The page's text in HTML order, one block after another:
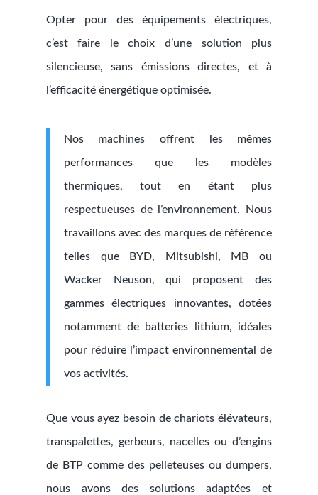
Opter pour des équipements électriques,
c’est faire le choix d’une solution plus
silencieuse, sans émissions directes, et à
l’efficacité énergétique optimisée.
Nos machines offrent les mêmes
performances que les modèles
thermiques, tout en étant plus
respectueuses de l’environnement. Nous
travaillons avec des marques de référence
telles que BYD, Mitsubishi, MB ou
Wacker Neuson, qui proposent des
gammes électriques innovantes, dotées
notamment de batteries lithium, idéales
pour réduire l’impact environnemental de
vos activités.
Que vous ayez besoin de chariots élévateurs,
transpalettes, gerbeurs, nacelles ou d’engins
de BTP comme des pelleteuses ou dumpers,
nous avons des solutions adaptées et